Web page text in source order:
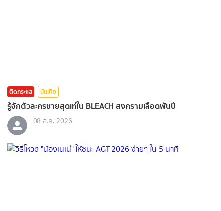
ติดกระแส บันเทิง
รู้จักตัวละครชายสุดเท่ใน BLEACH สงครามเลือดพันปี
08 ส.ค. 2026